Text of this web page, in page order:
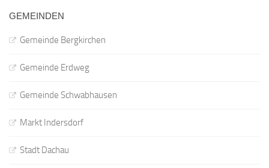
Login
GEMEINDEN
Gemeinde Bergkirchen
Gemeinde Erdweg
Gemeinde Schwabhausen
Markt Indersdorf
Stadt Dachau